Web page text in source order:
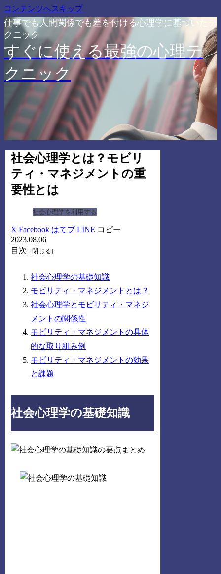
コンテンツへスキップ
仕事でも人間関係でも差を付ける心理学に基づいたテ
クニック
すぐに使える最強の心理テ
クニック
社会心理学とは？モビリ
ティ・マネジメントの重
要性とは
社会心理学を利用する
X Facebook はてブ LINE コピー
2023.08.06
目次
社会心理学の基礎知識
モビリティ・マネジメントとは？
社会心理学とモビリティ・マネジ
メントの関係性
モビリティ・マネジメントの具体
的な取り組み例
モビリティ・マネジメントの効果
と課題
社会心理学の基礎知識